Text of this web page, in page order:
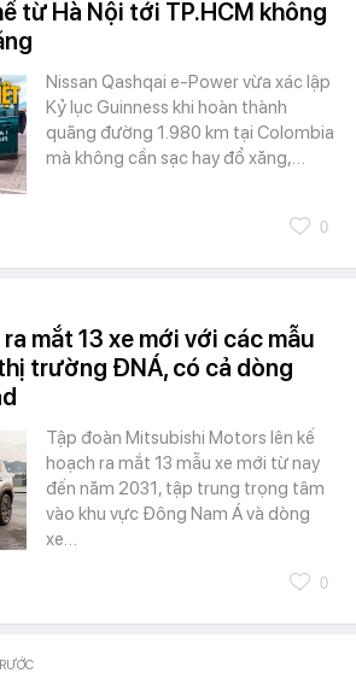
từ Hà Nội tới TP.HCM không
Nissan Qashqai e-Power vừa xác lập
Kỷ lục Guinness khi hoàn thành
quãng đường 1.980 km tại Colombia
mà không cần sạc hay đổ xăng,…
0
mắt 13 xe mới với các mẫu
trường ĐNÁ, có cả dòng
Tập đoàn Mitsubishi Motors lên kế
hoạch ra mắt 13 mẫu xe mới từ nay
đến năm 2031, tập trung trọng tâm
vào khu vực Đông Nam Á và dòng
xe…
0